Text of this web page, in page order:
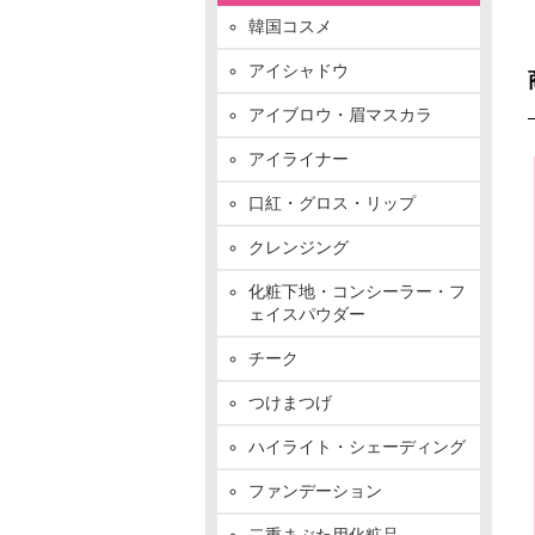
韓国コスメ
アイシャドウ
アイブロウ・眉マスカラ
アイライナー
口紅・グロス・リップ
クレンジング
化粧下地・コンシーラー・フ
ェイスパウダー
チーク
つけまつげ
ハイライト・シェーディング
ファンデーション